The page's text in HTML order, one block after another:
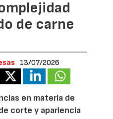
de carne
13/07/2026
en materia de
corte y apariencia